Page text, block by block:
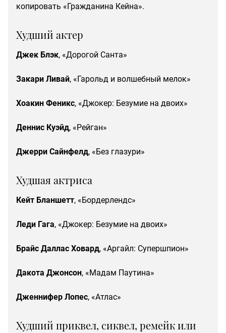
копировать «Гражданина Кейна».
Худший актер
Джек Блэк, «Дорогой Санта»
Закари Ливай, «Гарольд и волшебный мелок»
Хоакин Феникс, «Джокер: Безумие на двоих»
Деннис Куэйд, «Рейган»
Джерри Сайнфелд, «Без глазури»
Худшая актриса
Кейт Бланшетт, «Бордерлендс»
Леди Гага, «Джокер: Безумие на двоих»
Брайс Даллас Ховард, «Аргайл: Супершпион»
Дакота Джонсон, «Мадам Паутина»
Дженнифер Лопес, «Атлас»
Худший приквел, сиквел, ремейк или